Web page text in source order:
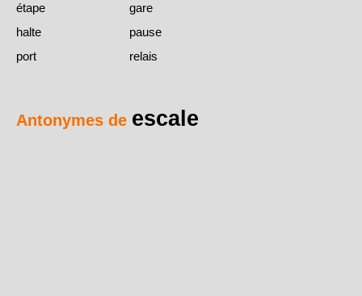
étape
gare
halte
pause
port
relais
Antonymes de escale